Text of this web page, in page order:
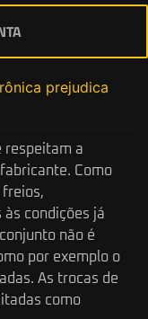
prejudica
respeitam a
Como
freios,
condições já
não é
por exemplo o
As trocas de
como